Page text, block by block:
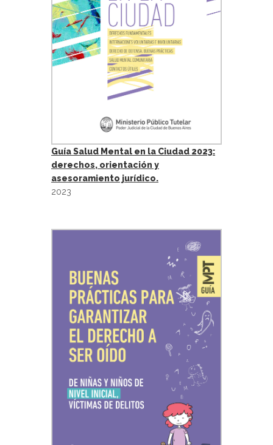
Guía Salud Mental en la Ciudad 2023:
derechos, orientación y
asesoramiento jurídico.
2023